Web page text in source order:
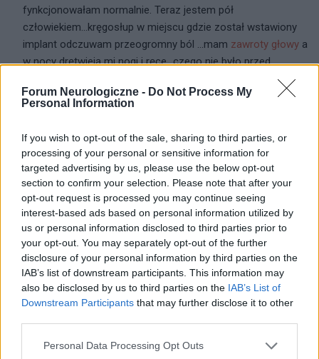
Forum Neurologiczne - Do Not Process My
Personal Information
If you wish to opt-out of the sale, sharing to third parties, or
processing of your personal or sensitive information for
targeted advertising by us, please use the below opt-out
section to confirm your selection. Please note that after your
opt-out request is processed you may continue seeing
interest-based ads based on personal information utilized by
us or personal information disclosed to third parties prior to
your opt-out. You may separately opt-out of the further
disclosure of your personal information by third parties on the
IAB’s list of downstream participants. This information may
also be disclosed by us to third parties on the IAB’s List of
Downstream Participants that may further disclose it to other
Personal Data Processing Opt Outs
fynkcjonowałam normalnie. Teraz jestem pół
człowiekiem...kręgosłup w miejscu gdzie został wstawiony
implant odczuwam przeogromny ból ...mam zawroty głowy a
w nocy drętwieją mi nogi i ręce...czego nie było przed
operacją. Idę za tydzień na kontrolę do neurochirurga który
mnie operował oczywiście prywatnie bo na wizytę
minut na nogach = 3 godziny leżenia potem bo tak boli.
3
gość